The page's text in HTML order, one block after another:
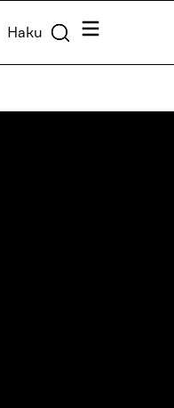
Haku Valikko